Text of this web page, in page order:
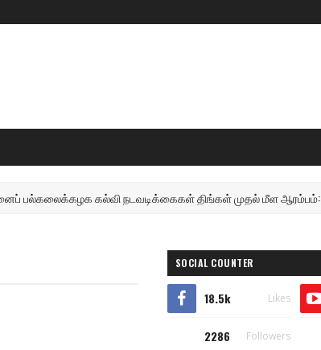
கல்வி நடவடிக்கைகள் திங்கள் முதல் மீள ஆரம்பம்: விடுதி
SOCIAL COUNTER
18.5k Likes
2286 Followers